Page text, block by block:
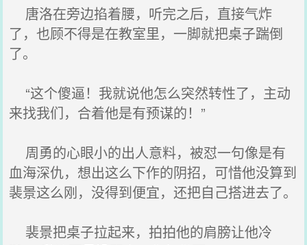
唐洛在旁边掐着腰，听完之后，直接气炸
了，也顾不得是在教室里，一脚就把桌子踹倒
了。
“这个傻逼！我就说他怎么突然转性了，主动
来找我们，合着他是有预谋的！”
周勇的心眼小的出人意料，被怼一句像是有
血海深仇，想出这么下作的阴招，可惜他没算到
裴景这么刚，没得到便宜，还把自己搭进去了。
裴景把桌子拉起来，拍拍他的肩膀让他冷